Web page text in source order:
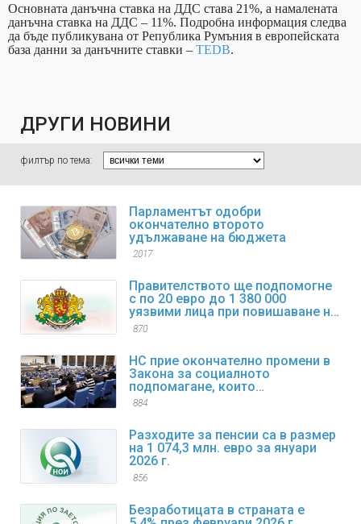
Основната данъчна ставка на ДДС става 21%, а намалената
данъчна ставка на ДДС – 11%. Подробна информация следва
да бъде публикувана от Република Румъния в европейската
база данни за данъчните ставки – TEDB.
ДРУГИ НОВИНИ
филтър по тема:
Парламентът одобри
окончателно второто
удължаване на бюджета
2017
Правителството ще подпомогне
с по 20 евро до 1 380 000
уязвими лица при повишаване на
цените на горивата
870
НС прие окончателно промени в
Закона за социалното
подпомагане, които
регламентират коледните и
884
Разходите за пенсии са в размер
на 1 074,3 млн. евро за януари
2026 г.
856
Безработицата в страната е